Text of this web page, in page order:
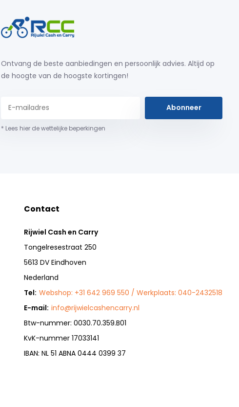
Ontvang de beste aanbiedingen en persoonlijk advies. Altijd op
de hoogte van de hoogste kortingen!
Abonneer
* Lees hier de wettelijke beperkingen
Contact
Rijwiel Cash en Carry
Tongelresestraat 250
5613 DV Eindhoven
Nederland
Tel: Webshop: +31 642 969 550 / Werkplaats: 040-2432518
E-mail: info@rijwielcashencarry.nl
Btw-nummer: 0030.70.359.B01
KvK-nummer 17033141
IBAN: NL 51 ABNA 0444 0399 37